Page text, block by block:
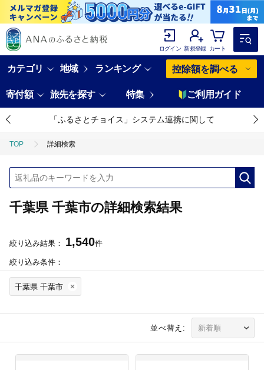
ログイン 新規登録 カート
カテゴリ 地域 ランキング 控除額を調べる
寄付額 旅先を探す 特集 ご利用ガイド
「ふるさとチョイス」システム連携に関して
TOP 詳細検索
千葉県 千葉市の詳細検索結果
絞り込み結果： 1,540件
絞り込み条件：
千葉県 千葉市
並べ替え: